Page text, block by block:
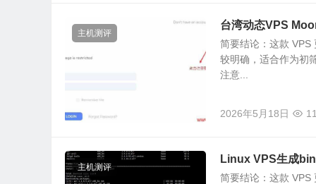
主机测评
台湾动态VPS
简要结论：这款 VPS
较明确，适合作为初
注意...
2026年5月18日
主机测评
Linux VPS生成
简要结论：这款 VPS